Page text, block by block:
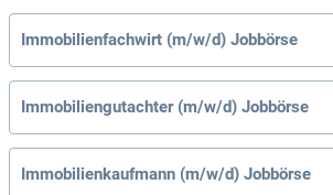
Immobilienfachwirt (m/w/d) Jobbörse
Immobiliengutachter (m/w/d) Jobbörse
Immobilienkaufmann (m/w/d) Jobbörse